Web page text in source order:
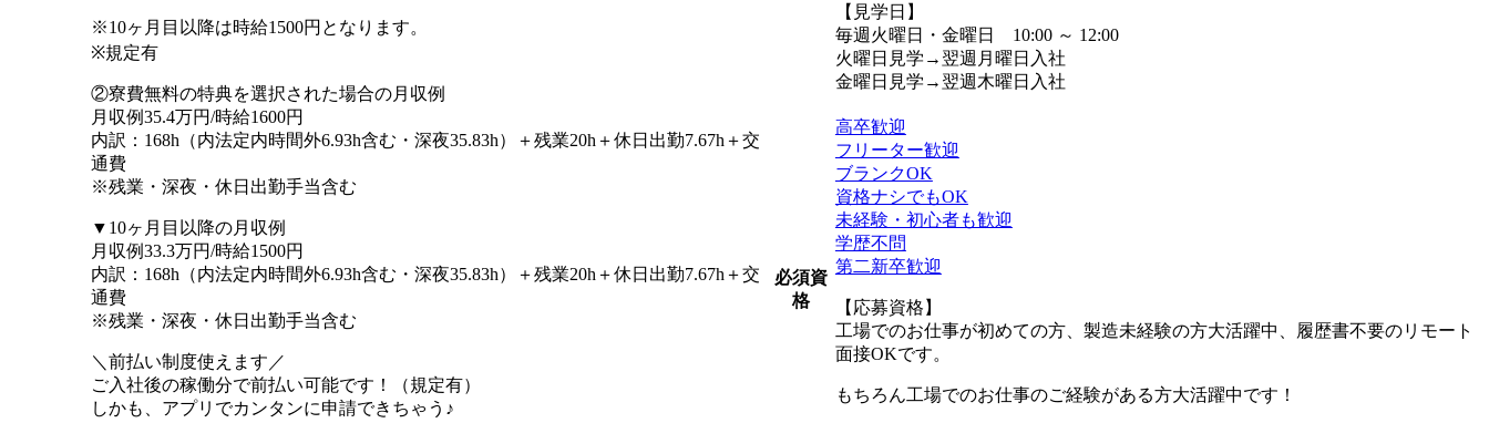
※10ヶ月目以降は時給1500円となります。
※規定有
②寮費無料の特典を選択された場合の月収例
月収例35.4万円/時給1600円
内訳：168h（内法定内時間外6.93h含む・深夜35.83h）＋残業20h＋休日出勤7.67h＋交
通費
※残業・深夜・休日出勤手当含む
▼10ヶ月目以降の月収例
月収例33.3万円/時給1500円
内訳：168h（内法定内時間外6.93h含む・深夜35.83h）＋残業20h＋休日出勤7.67h＋交
通費
※残業・深夜・休日出勤手当含む
＼前払い制度使えます／
ご入社後の稼働分で前払い可能です！（規定有）
しかも、アプリでカンタンに申請できちゃう♪
【見学日】
毎週火曜日・金曜日 10:00 ～ 12:00
火曜日見学→翌週月曜日入社
金曜日見学→翌週木曜日入社
必須資
格
高卒歓迎
フリーター歓迎
ブランクOK
資格ナシでもOK
未経験・初心者も歓迎
学歴不問
第二新卒歓迎
【応募資格】
工場でのお仕事が初めての方、製造未経験の方大活躍中、履歴書不要のリモート
面接OKです。
もちろん工場でのお仕事のご経験がある方大活躍中です！